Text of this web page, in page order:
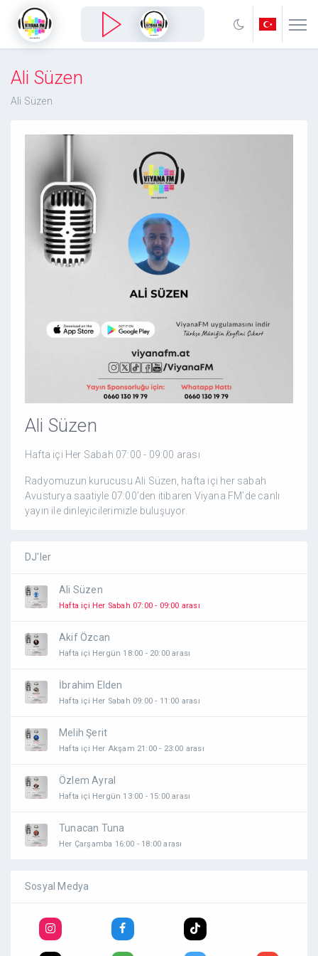
Ali Süzen
Ali Süzen
Ali Süzen
Hafta içi Her Sabah 07:00 - 09:00 arası
Radyomuzun kurucusu Ali Süzen, hafta içi her sabah
Avusturya saatiyle 07:00’den itibaren Viyana FM’de canlı
yayın ile dinleyicilerimizle buluşuyor.
DJ'ler
Ali Süzen
Hafta içi Her Sabah 07:00 - 09:00 arası
Akif Özcan
Hafta içi Hergün 18:00 - 20:00 arası
İbrahim Elden
Hafta içi Her Sabah 09:00 - 11:00 arası
Melih Şerit
Hafta içi Her Akşam 21:00 - 23:00 arası
Özlem Ayral
Hafta içi Hergün 13:00 - 15:00 arası
Tunacan Tuna
Her Çarşamba 16:00 - 18:00 arası
Sosyal Medya